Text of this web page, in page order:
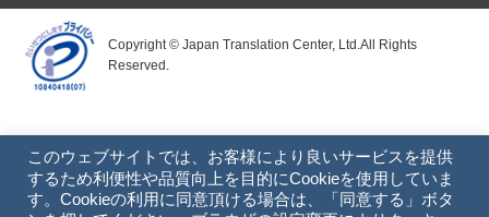
Copyright © Japan Translation Center, Ltd.All Rights
Reserved.
このウェブサイトでは、お客様により良いサービスを提供
するため利便性や品質向上を目的にCookieを使用していま
す。Cookieの利用に同意頂ける場合は、「同意する」ボタ